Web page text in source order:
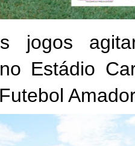
jogos
Estádio